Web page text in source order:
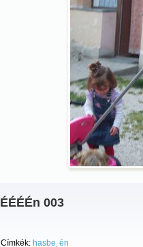
ÉÉÉÉn 003
Címkék: hasbe én